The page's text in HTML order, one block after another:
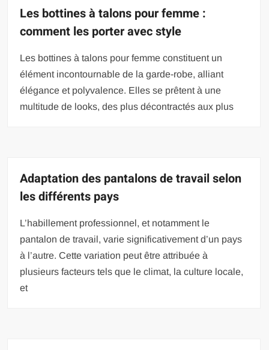
Les bottines à talons pour femme :
comment les porter avec style
Les bottines à talons pour femme constituent un
élément incontournable de la garde-robe, alliant
élégance et polyvalence. Elles se prêtent à une
multitude de looks, des plus décontractés aux plus
Adaptation des pantalons de travail selon
les différents pays
L’habillement professionnel, et notamment le
pantalon de travail, varie significativement d’un pays
à l’autre. Cette variation peut être attribuée à
plusieurs facteurs tels que le climat, la culture locale,
et